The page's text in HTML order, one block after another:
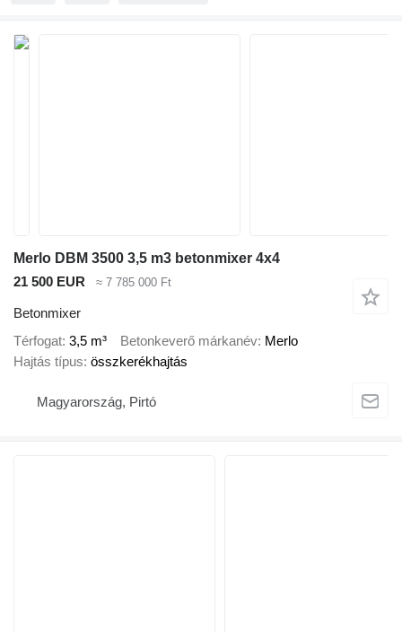
Merlo DBM 3500 3,5 m3 betonmixer 4x4
21 500 EUR
≈ 7 785 000 Ft
Betonmixer
Térfogat 3,5 m³ Betonkeverő márkanév Merlo
Hajtás típus összkerékhajtás
Magyarország, Pirtó